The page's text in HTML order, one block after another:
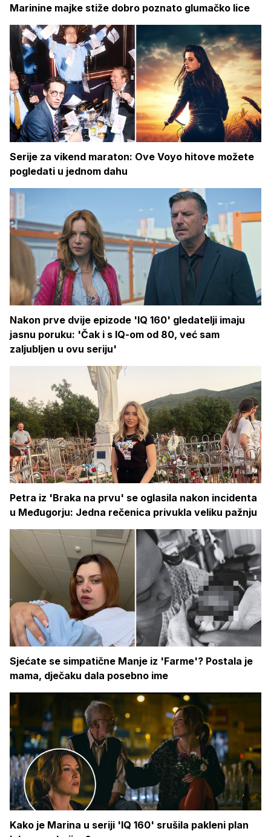
Marinine majke stiže dobro poznato glumačko lice
Serije za vikend maraton: Ove Voyo hitove možete
pogledati u jednom dahu
Nakon prve dvije epizode 'IQ 160' gledatelji imaju
jasnu poruku: 'Čak i s IQ-om od 80, već sam
zaljubljen u ovu seriju'
Petra iz 'Braka na prvu' se oglasila nakon incidenta
u Međugorju: Jedna rečenica privukla veliku pažnju
Sjećate se simpatične Manje iz 'Farme'? Postala je
mama, dječaku dala posebno ime
Kako je Marina u seriji 'IQ 160' srušila pakleni plan